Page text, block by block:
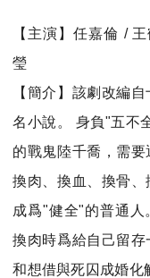
【主演】任嘉倫 /
瑩
【簡介】該劇改編
名小說。 身負"五不
的戰鬼陸千喬，需要
換肉、換血、換骨、
成爲"健全"的普通人
換肉時爲給自己留存
和想借與死囚成婚化